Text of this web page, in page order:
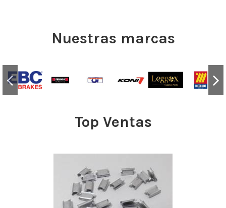
Nuestras marcas
Top Ventas